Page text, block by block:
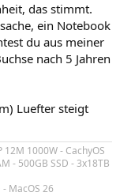
das stimmt.
ein Notebook
du aus meiner
nach 5 Jahren
Luefter steigt
12M 1000W - CachyOS
- 500GB SSD - 3x18TB
MacOS 26